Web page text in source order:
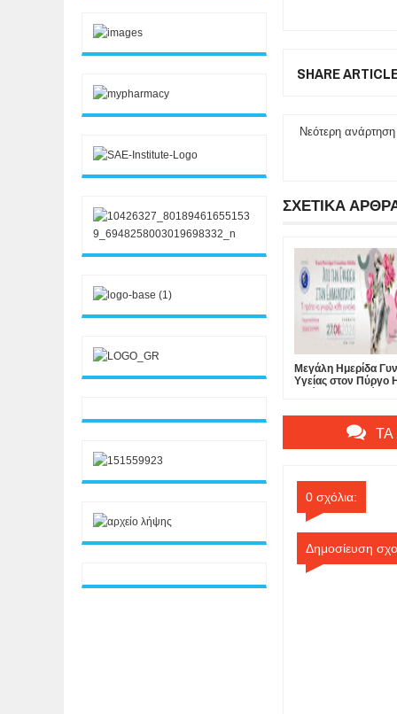
SHARE
Νεότερη ανάρτηση
ΣΧΕΤΙΚΑ
Μεγάλη Ημερίδα
Υγείας στον Πύργο
γνωρίζει κάθε
27 Ιουνίου 2026 |
Κέντρο Π.Ε. Ηλείας
ΤΑ
0 σχόλια:
Δημοσίευση